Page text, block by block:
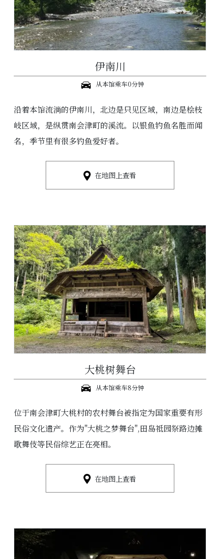
伊南川
从本馆乘车0分钟
沿着本馆流淌的伊南川，北边是只见区域，南边是桧枝
岐区域，是纵贯南会津町的溪流。以银鱼钓鱼名胜而闻
名，季节里有很多钓鱼爱好者。
在地图上查看
大桃树舞台
从本馆乘车8分钟
位于南会津町大桃村的农村舞台被指定为国家重要有形
民俗文化遗产。作为"大桃之梦舞台",田岛祗园祭路边摊
歌舞伎等民俗综艺正在亮相。
在地图上查看